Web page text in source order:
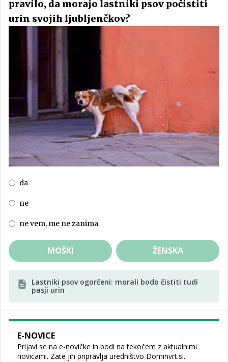
pravilo, da morajo lastniki psov počistiti
urin svojih ljubljenčkov?
da
ne
ne vem, me ne zanima
MOŠKI ŽENSKA
Lastniki psov ogorčeni: morali bodo čistiti tudi
pasji urin
E-NOVICE
Prijavi se na e-novičke in bodi na tekočem z aktualnimi
novicami. Zate jih pripravlja uredništvo Dominvrt.si.